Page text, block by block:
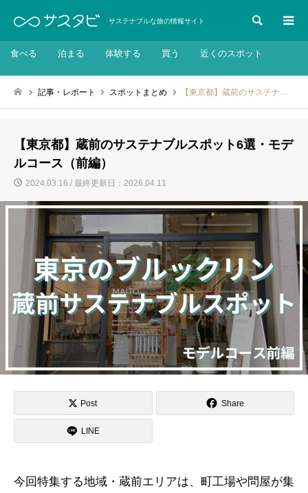
サステナブルな旅の情報サイト 検索
食べる 泊まる 体験する 買う 近くのスポット
記事・レポート スポットまとめ 【東京都】蔵前のサステナブルスポット6選・モデルコース（前編）
【東京都】蔵前のサステナブルスポット6選・モデ
ルコース（前編）
2024.03.16 / 最終更新日：2026.04.11
Post Share
LINE
今回特集する地域・蔵前エリアは、町工場や問屋が集